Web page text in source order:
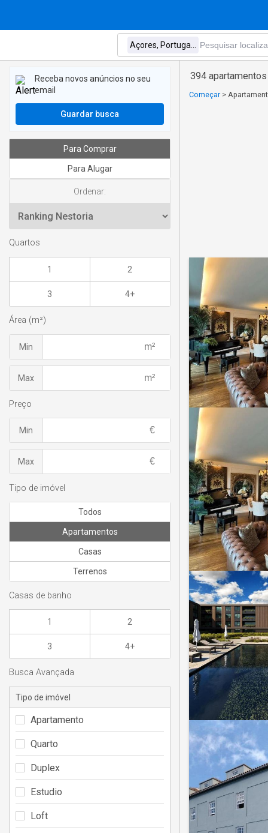
394
Começar >
Receba novos anúncios no seu
email
Guardar busca
Para Comprar
Para Alugar
Ordenar:
Quartos
1 2
3 4+
Área (m²)
Min
Max
Preço
Min
Max
Tipo de imóvel
Todos
Apartamentos
Casas
Terrenos
Casas de banho
1 2
3 4+
Busca Avançada
Tipo de imóvel
Apartamento
Quarto
Duplex
Estudio
Loft